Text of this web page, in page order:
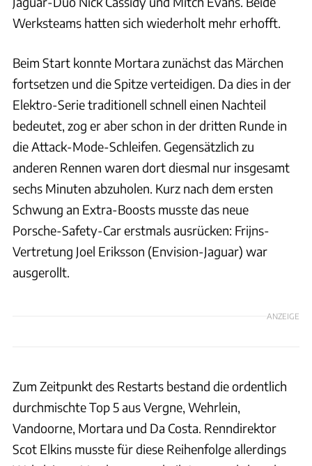
Werksteams hatten sich wiederholt mehr erhofft.
Beim Start konnte Mortara zunächst das Märchen
fortsetzen und die Spitze verteidigen. Da dies in der
Elektro-Serie traditionell schnell einen Nachteil
bedeutet, zog er aber schon in der dritten Runde in
die Attack-Mode-Schleifen. Gegensätzlich zu
anderen Rennen waren dort diesmal nur insgesamt
sechs Minuten abzuholen. Kurz nach dem ersten
Schwung an Extra-Boosts musste das neue
Porsche-Safety-Car erstmals ausrücken: Frijns-
Vertretung Joel Eriksson (Envision-Jaguar) war
ausgerollt.
ANZEIGE
Zum Zeitpunkt des Restarts bestand die ordentlich
durchmischte Top 5 aus Vergne, Wehrlein,
Vandoorne, Mortara und Da Costa. Renndirektor
Scot Elkins musste für diese Reihenfolge allerdings